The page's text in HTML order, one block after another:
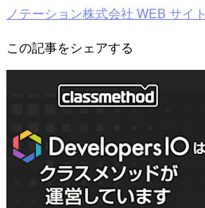
ノテーション株式会社 WEB サイト
この記事をシェアする